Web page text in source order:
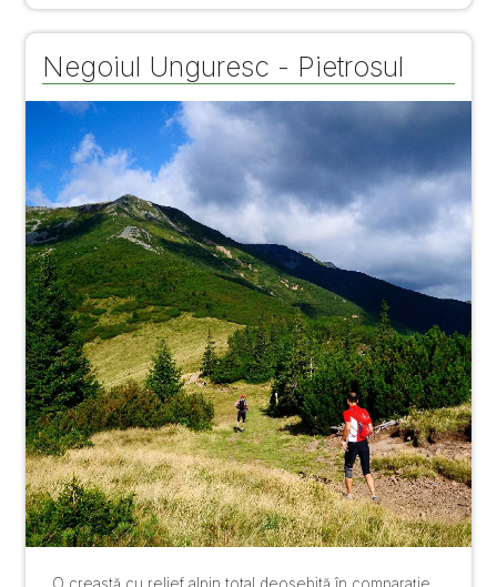
insecte, reptile și batracieni, specifice Carpaților
Orientali.
Negoiul Unguresc - Pietrosul